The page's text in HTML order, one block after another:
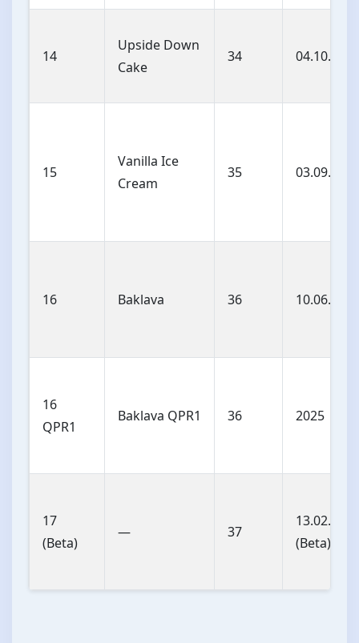
14
Upside Down
Cake
34 04.10.2023
15
Vanilla Ice
Cream
35 03.09.2024
16 Baklava 36 10.06.2025
16
QPR1
Baklava QPR1 36 2025
17
(Beta)
— 37
13.02.2026
(Beta)